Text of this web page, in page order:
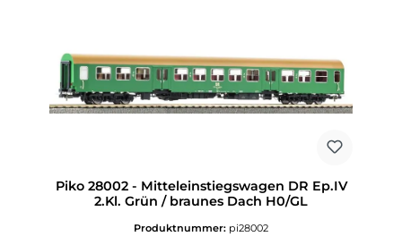
Piko 28002 - Mitteleinstiegswagen DR Ep.IV
2.Kl. Grün / braunes Dach H0/GL
Produktnummer: pi28002